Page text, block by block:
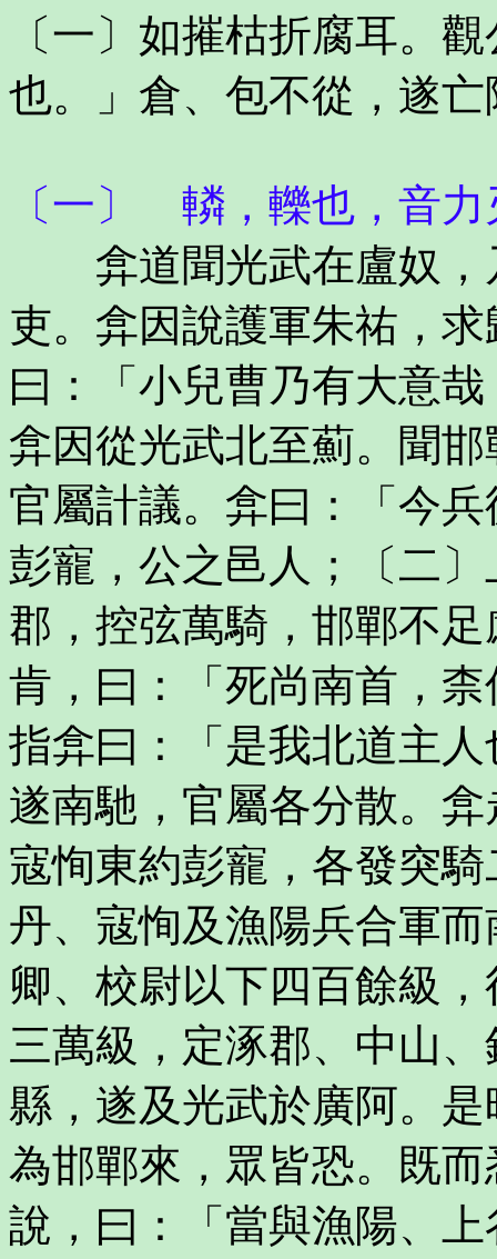
〔一〕如摧枯折腐耳。
也。」倉、包不從，遂
〔一〕 轔，轢也，音力
弇道聞光武在盧奴，
吏。弇因說護軍朱祐，
曰：「小兒曹乃有大意
弇因從光武北至薊。聞
官屬計議。弇曰：「今
彭寵，公之邑人；〔二
郡，控弦萬騎，邯鄲不
肯，曰：「死尚南首，
指弇曰：「是我北道主
遂南馳，官屬各分散。
寇恂東約彭寵，各發突
丹、寇恂及漁陽兵合軍
卿、校尉以下四百餘級
三萬級，定涿郡、中山
縣，遂及光武於廣阿。
為邯鄲來，眾皆恐。既
說，曰：「當與漁陽、